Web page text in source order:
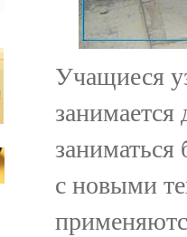
Учащиеся
с новыми